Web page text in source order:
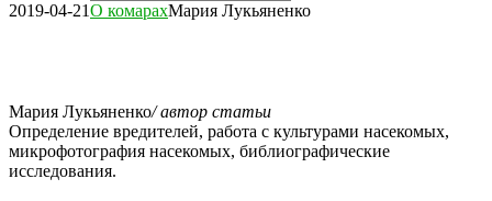
2019-04-21О комарахМария Лукьяненко
Мария Лукьяненко/ автор статьи
Определение вредителей, работа с культурами насекомых,
микрофотография насекомых, библиографические
исследования.